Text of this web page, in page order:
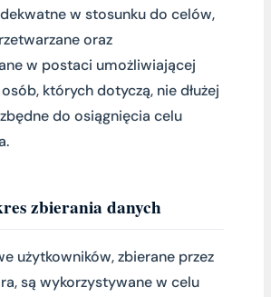
w stosunku do celów,
oraz
w postaci umożliwiającej
których dotyczą, nie dłużej
do osiągnięcia celu
zbierania danych
użytkowników, zbierane przez
są wykorzystywane w celu